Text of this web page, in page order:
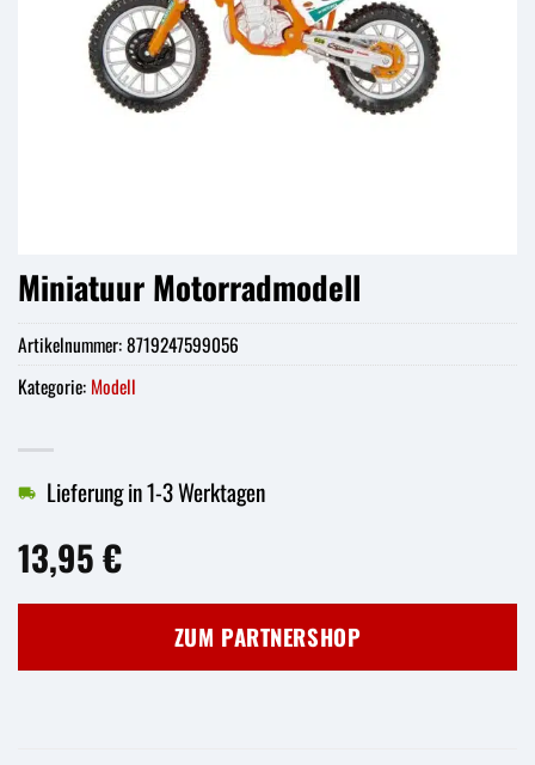
Miniatuur Motorradmodell
13,95€
Lieferung in 1-3 Werktagen
ZUM PARTNERSHOP
Artikelnummer:8719247599056
Kategorie: Modell